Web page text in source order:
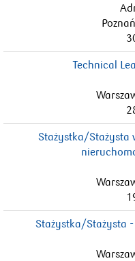
Technical
Stażystka/Stażysta
Stażystka/Stażysta